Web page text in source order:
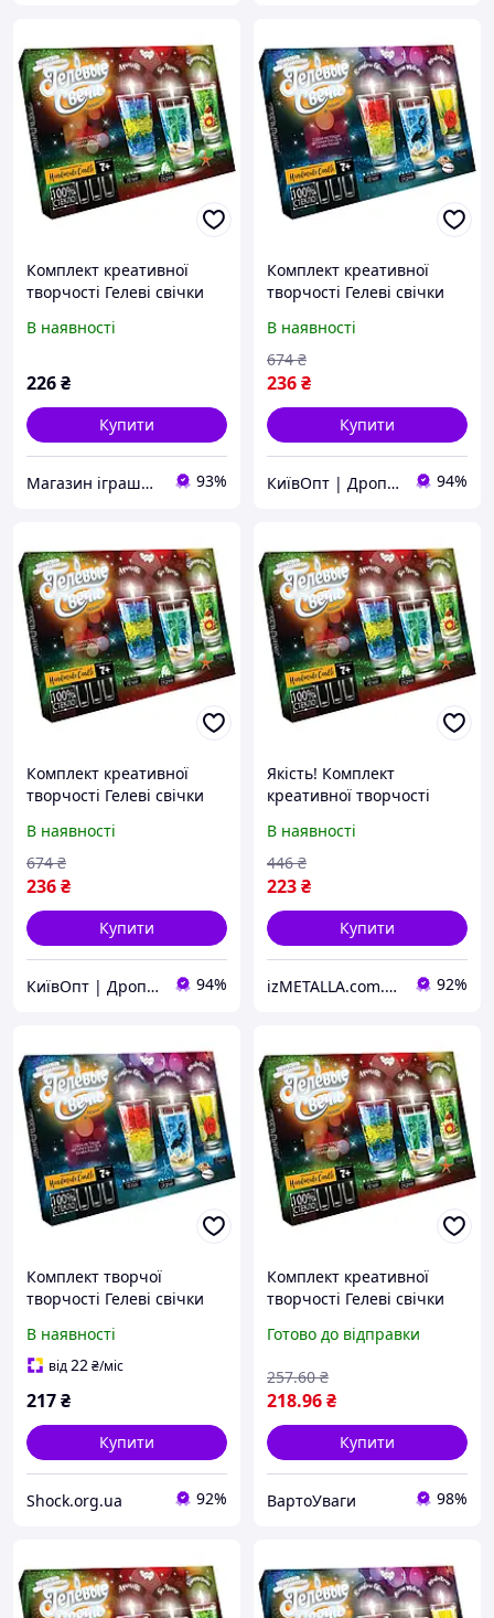
Комплект креативної
творчості Гелеві свічки
інтер'єру GS-02-02
В наявності
226₴
Купити
Магазин іграшок "Веселий малюк" 93%
Комплект креативної
творчості Гелеві свічки
інтер&apos;єру GS-02-01-
( Мрія )
В наявності
236₴
674 ₴
Купити
КиївОпт | Дропшип, Опт, Роздріб 94%
Комплект креативної
творчості Гелеві свічки
інтер&apos;єру GS-02-02-
( Мрія )
В наявності
236₴
674 ₴
Купити
КиївОпт | Дропшип, Опт, Роздріб 94%
Якість! Комплект
креативної творчості
оформлення
інтер&apos;єру GS-02-02 -
Гарантія! Сервіс!
В наявності
223₴
446 ₴
Купити
izMETALLA.com.ua 92%
Комплект творчої
творчості Гелеві свічки
інтер'єру 4669418
В наявності
від22₴/міс
217₴
Купити
Shock.org.ua 92%
Комплект креативної
творчості Гелеві свічки
інтер'єру GS-02-02 VRT
Готово до відправки
218.96₴
257.60 ₴
Купити
ВартоУваги 98%